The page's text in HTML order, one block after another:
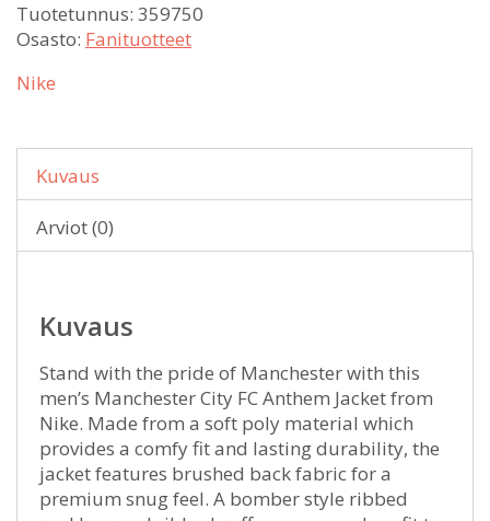
Tuotetunnus: 359750
Osasto: Fanituotteet
Nike
Kuvaus
Arviot (0)
Kuvaus
Stand with the pride of Manchester with this
men’s Manchester City FC Anthem Jacket from
Nike. Made from a soft poly material which
provides a comfy fit and lasting durability, the
jacket features brushed back fabric for a
premium snug feel. A bomber style ribbed